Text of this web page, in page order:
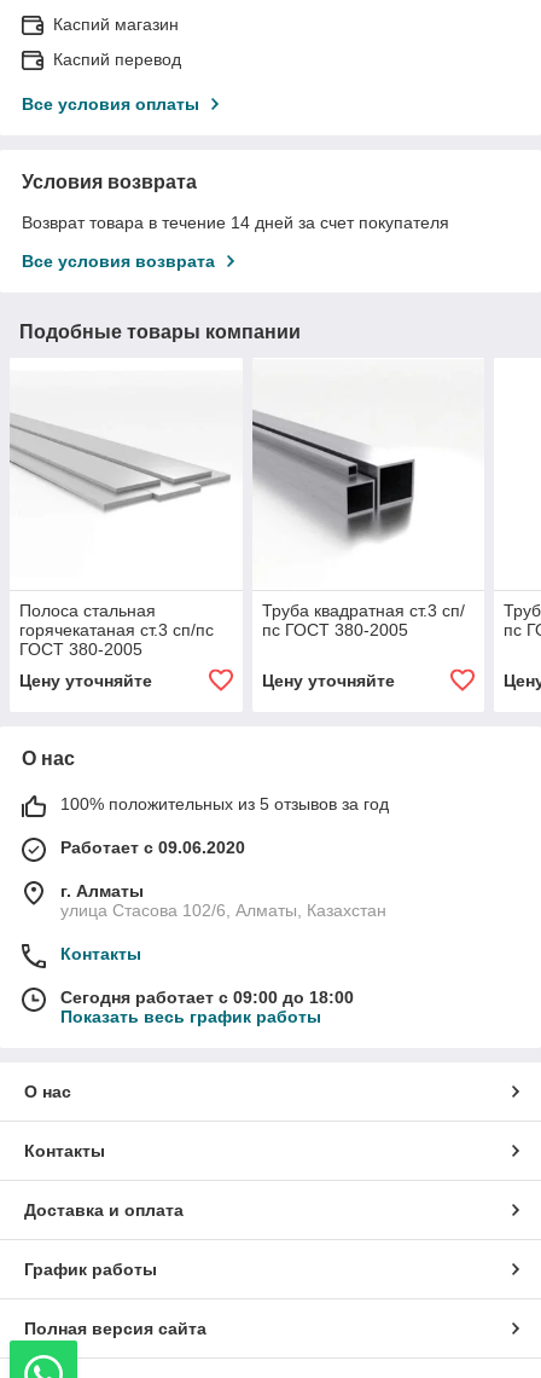
Каспий магазин
Каспий перевод
Все условия оплаты
Условия возврата
Возврат товара в течение 14 дней за счет покупателя
Все условия возврата
Подобные товары компании
Полоса стальная
горячекатаная ст.3 сп/пс
ГОСТ 380-2005
Цену уточняйте
Труба квадратная ст.3 сп/
пс ГОСТ 380-2005
Цену уточняйте
пс
О нас
100% положительных из 5 отзывов за год
Работает с 09.06.2020
г. Алматы
улица Стасова 102/6, Алматы, Казахстан
Контакты
Сегодня работает с 09:00 до 18:00
Показать весь график работы
О нас
Контакты
Доставка и оплата
График работы
Полная версия сайта